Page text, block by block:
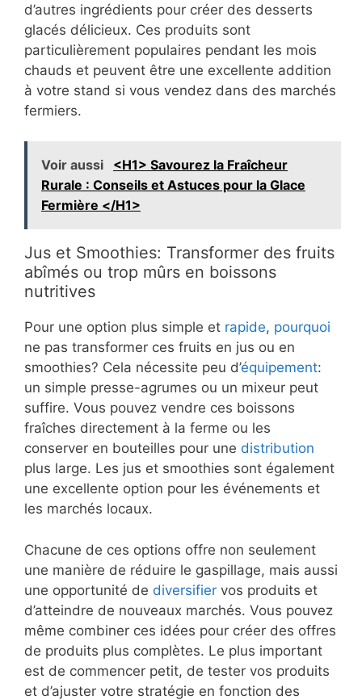
d’autres ingrédients pour créer des desserts
glacés délicieux. Ces produits sont
particulièrement populaires pendant les mois
chauds et peuvent être une excellente addition
à votre stand si vous vendez dans des marchés
fermiers.
Voir aussi
<H1> Savourez la Fraîcheur
Rurale : Conseils et Astuces pour la Glace
Fermière </H1>
Jus et Smoothies: Transformer des fruits
abîmés ou trop mûrs en boissons
nutritives
Pour une option plus simple et rapide, pourquoi
ne pas transformer ces fruits en jus ou en
smoothies? Cela nécessite peu d’équipement:
un simple presse-agrumes ou un mixeur peut
suffire. Vous pouvez vendre ces boissons
fraîches directement à la ferme ou les
conserver en bouteilles pour une distribution
plus large. Les jus et smoothies sont également
une excellente option pour les événements et
les marchés locaux.
Chacune de ces options offre non seulement
une manière de réduire le gaspillage, mais aussi
une opportunité de diversifier vos produits et
d’atteindre de nouveaux marchés. Vous pouvez
même combiner ces idées pour créer des offres
de produits plus complètes. Le plus important
est de commencer petit, de tester vos produits
et d’ajuster votre stratégie en fonction des